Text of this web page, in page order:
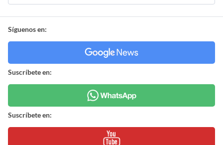
Síguenos en:
Suscríbete en:
Suscríbete en: